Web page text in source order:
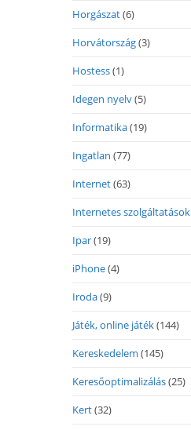
Horgászat(6)
Horvátország(3)
Hostess(1)
Idegen nyelv(5)
Informatika(19)
Ingatlan (77)
Internet(63)
Internetes szolgáltatások
Ipar(19)
iPhone(4)
Iroda(9)
Játék, online játék(144)
Kereskedelem (145)
Keresőoptimalizálás(25)
Kert(32)